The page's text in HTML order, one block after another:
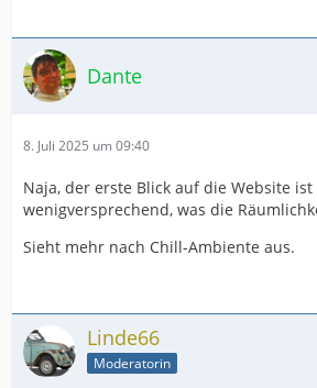
Dante
8. Juli 2025 um 09:40
Naja, der erste Blick auf die Website
wenigversprechend, was die
Sieht mehr nach Chill-Ambiente aus.
Linde66
Moderatorin